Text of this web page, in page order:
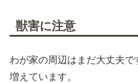
獣害に注意
わが家の周辺はまだ大丈夫
増えています。